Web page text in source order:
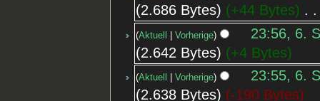
2.686 Bytes
+44 Bytes
Aktuell Vorherige
23:56, 6.
2.642 Bytes
+4 Bytes
Aktuell Vorherige
23:55, 6.
2.638 Bytes
-190 Bytes